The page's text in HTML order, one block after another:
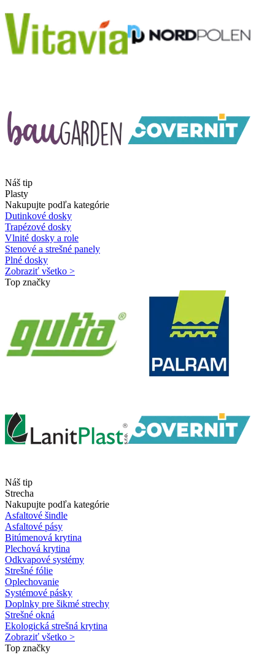
Náš tip
Plasty
Nakupujte podľa kategórie
Dutinkové dosky
Trapézové dosky
Vlnité dosky a role
Stenové a strešné panely
Plné dosky
Zobraziť všetko >
Top značky
Náš tip
Strecha
Nakupujte podľa kategórie
Asfaltové šindle
Asfaltové pásy
Bitúmenová krytina
Plechová krytina
Odkvapové systémy
Strešné fólie
Oplechovanie
Systémové pásky
Doplnky pre šikmé strechy
Strešné okná
Ekologická strešná krytina
Zobraziť všetko >
Top značky